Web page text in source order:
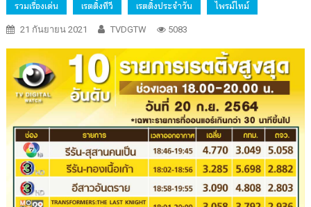
รวมเรื่องเด่น เรตติ้งทีวี เรตติ้งประจำวัน ไพรม์ไทม์
21 กันยายน 2021 TVDGTW 5083